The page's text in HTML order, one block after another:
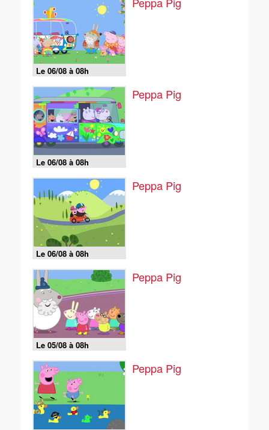
Le 06/08 à 08h
Le 06/08 à 08h
Peppa Pig
Le 06/08 à 08h
Peppa Pig
Le 05/08 à 08h
Peppa Pig
Peppa Pig